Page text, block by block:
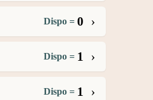
Dispo = 0 ›
Dispo = 1 ›
Dispo = 1 ›